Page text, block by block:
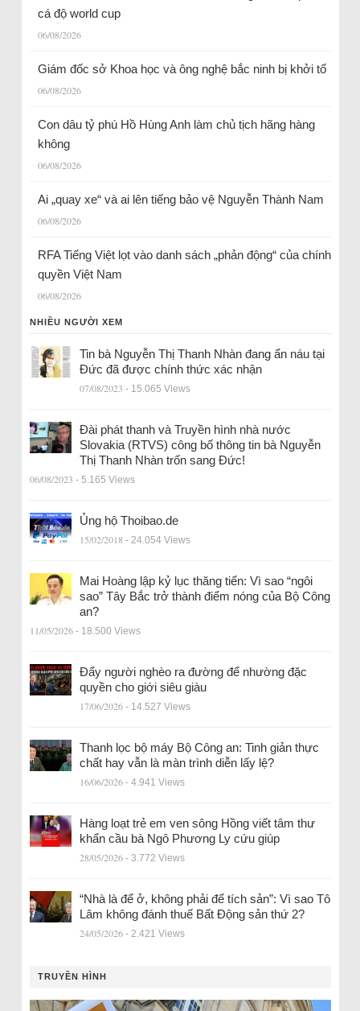
cá độ world cup
06/08/2026
Giám đốc sở Khoa học và ông nghệ bắc ninh bị khởi tố
06/08/2026
Con dâu tỷ phú Hồ Hùng Anh làm chủ tịch hãng hàng
không
06/08/2026
Ai „quay xe“ và ai lên tiếng bảo vệ Nguyễn Thành Nam
06/08/2026
RFA Tiếng Việt lọt vào danh sách „phản động“ của chính
quyền Việt Nam
06/08/2026
NHIỀU NGƯỜI XEM
Tin bà Nguyễn Thị Thanh Nhàn đang ẩn náu tại
Đức đã được chính thức xác nhận
07/08/2023 - 15.065 Views
Đài phát thanh và Truyền hình nhà nước
Slovakia (RTVS) công bố thông tin bà Nguyễn
Thị Thanh Nhàn trốn sang Đức!
06/08/2023 - 5.165 Views
Ủng hộ Thoibao.de
15/02/2018 - 24.054 Views
Mai Hoàng lập kỷ lục thăng tiến: Vì sao “ngôi
sao” Tây Bắc trở thành điểm nóng của Bộ Công
an?
11/05/2026 - 18.500 Views
Đẩy người nghèo ra đường để nhường đặc
quyền cho giới siêu giàu
17/06/2026 - 14.527 Views
Thanh lọc bộ máy Bộ Công an: Tinh giản thực
chất hay vẫn là màn trình diễn lấy lệ?
16/06/2026 - 4.941 Views
Hàng loạt trẻ em ven sông Hồng viết tâm thư
khẩn cầu bà Ngô Phương Ly cứu giúp
28/05/2026 - 3.772 Views
“Nhà là để ở, không phải để tích sản”: Vì sao Tô
Lâm không đánh thuế Bất Động sản thứ 2?
24/05/2026 - 2.421 Views
TRUYỀN HÌNH